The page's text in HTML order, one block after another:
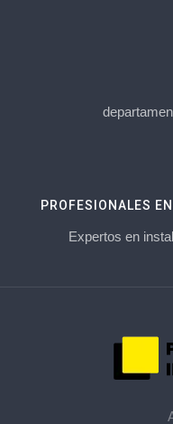
PROFESIONALES
Expertos en